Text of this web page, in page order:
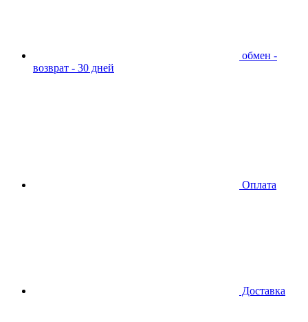
обмен -
возврат - 30 дней
Оплата
Доставка